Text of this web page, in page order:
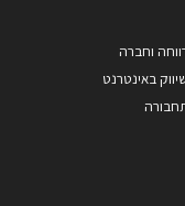
וחברה
באינטרנט